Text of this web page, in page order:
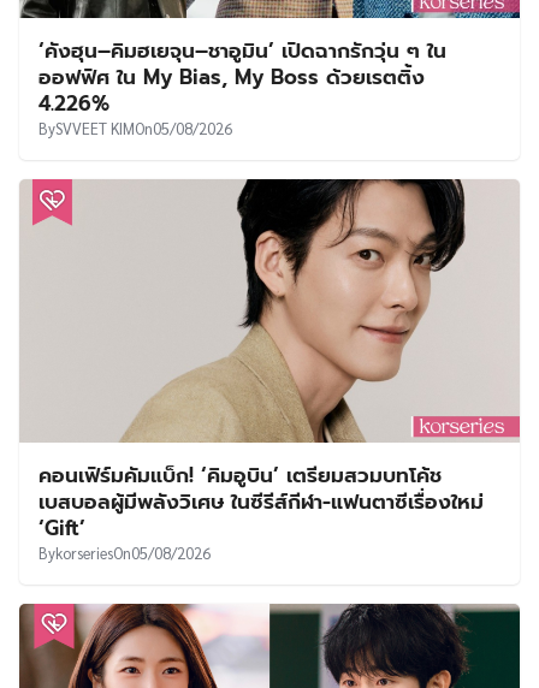
‘คังฮุน–คิมฮเยจุน–ชาอูมิน’ เปิดฉากรักวุ่น ๆ ใน
ออฟฟิศ ใน My Bias, My Boss ด้วยเรตติ้ง
4.226%
BySVVEET KIMOn05/08/2026
คอนเฟิร์มคัมแบ็ก! ‘คิมอูบิน’ เตรียมสวมบทโค้ช
เบสบอลผู้มีพลังวิเศษ ในซีรีส์กีฬา-แฟนตาซีเรื่องใหม่
‘Gift’
BykorseriesOn05/08/2026